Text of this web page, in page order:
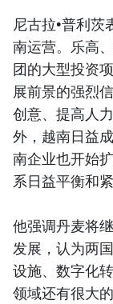
尼古拉•普利
南运营。乐高
团的大型投资
展前景的强烈
创意、提高人
外，越南日益
南企业也开始
系日益平衡和
他强调丹麦将
发展，认为两
设施、数字化
领域还有很大